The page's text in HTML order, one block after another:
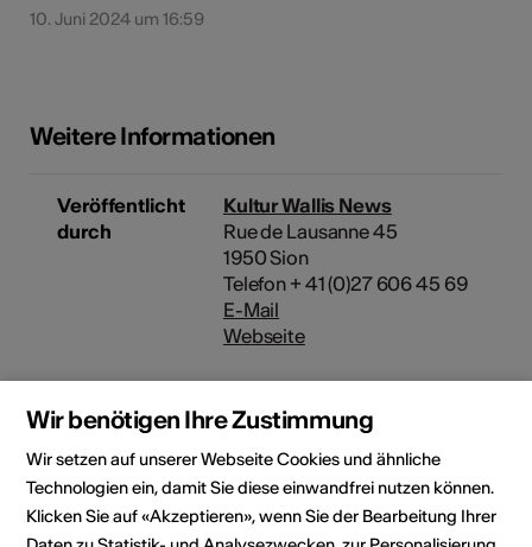
10. Juni 2024 um 16:59
Weitere Informationen
Veröffentlicht
durch
Kultur Wallis News
Rue de Lausanne 45
1950 Sion
Telefon + 41 (0)27 606 45 69
E-Mail
Webseite
Rubrik
Kulturbereich
Architektur, Bühnenkunst,
Bildende Kunst, Film, Literatur,
Wir benötigen Ihre Zustimmung
Wir setzen auf unserer Webseite Cookies und ähnliche
Technologien ein, damit Sie diese einwandfrei nutzen können.
Klicken Sie auf «Akzeptieren», wenn Sie der Bearbeitung Ihrer